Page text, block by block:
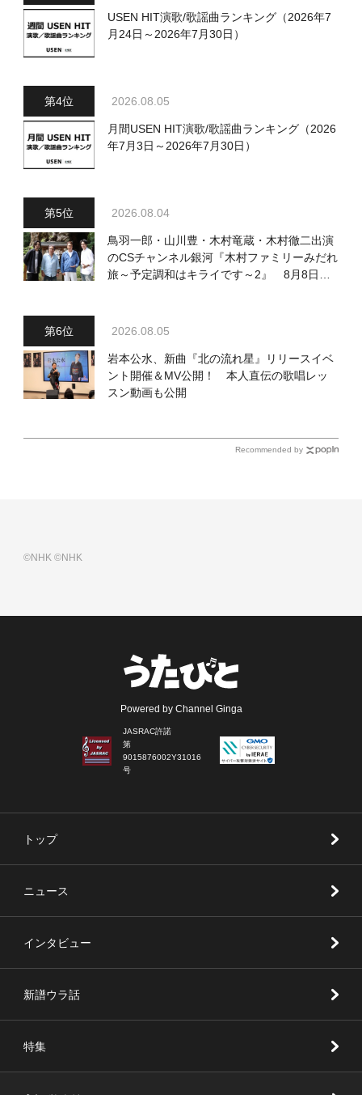
USEN HIT演歌/歌謡曲ランキング（2026年7
月24日～2026年7月30日）
2026.08.05
月間USEN HIT演歌/歌謡曲ランキング（2026
年7月3日～2026年7月30日）
2026.08.04
鳥羽一郎・山川豊・木村竜蔵・木村徹二出演
のCSチャンネル銀河『木村ファミリーみだれ
旅～予定調和はキライです～2』 8月8日
2026.08.05
岩本公水、新曲『北の流れ星』リリースイベ
ント開催＆MV公開！ 本人直伝の歌唱レッ
スン動画も公開
Recommended by
©NHK©NHK
Powered by Channel Ginga
JASRAC許諾
第
9015876002Y31016
号
トップ
ニュース
インタビュー
新譜ウラ話
特集